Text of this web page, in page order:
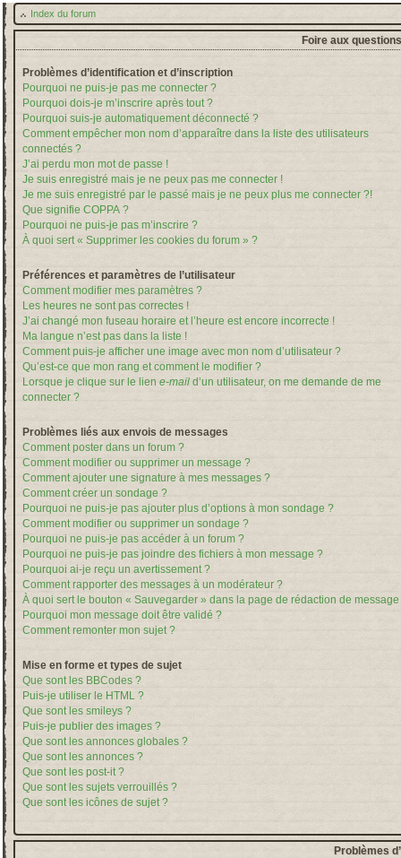
Index du forum
Foire aux
Problèmes d’identification et d’inscription
Pourquoi ne puis-je pas me connecter ?
Pourquoi dois-je m’inscrire après tout ?
Pourquoi suis-je automatiquement déconnecté ?
Comment empêcher mon nom d’apparaître dans la liste des utilisateurs
connectés ?
J’ai perdu mon mot de passe !
Je suis enregistré mais je ne peux pas me connecter !
Je me suis enregistré par le passé mais je ne peux plus me connecter ?!
Que signifie COPPA ?
Pourquoi ne puis-je pas m’inscrire ?
À quoi sert « Supprimer les cookies du forum » ?
Préférences et paramètres de l’utilisateur
Comment modifier mes paramètres ?
Les heures ne sont pas correctes !
J’ai changé mon fuseau horaire et l’heure est encore incorrecte !
Ma langue n’est pas dans la liste !
Comment puis-je afficher une image avec mon nom d’utilisateur ?
Qu’est-ce que mon rang et comment le modifier ?
Lorsque je clique sur le lien e-mail d’un utilisateur, on me demande de me
connecter ?
Problèmes liés aux envois de messages
Comment poster dans un forum ?
Comment modifier ou supprimer un message ?
Comment ajouter une signature à mes messages ?
Comment créer un sondage ?
Pourquoi ne puis-je pas ajouter plus d’options à mon sondage ?
Comment modifier ou supprimer un sondage ?
Pourquoi ne puis-je pas accéder à un forum ?
Pourquoi ne puis-je pas joindre des fichiers à mon message ?
Pourquoi ai-je reçu un avertissement ?
Comment rapporter des messages à un modérateur ?
À quoi sert le bouton « Sauvegarder » dans la page de rédaction de message
Pourquoi mon message doit être validé ?
Comment remonter mon sujet ?
Mise en forme et types de sujet
Que sont les BBCodes ?
Puis-je utiliser le HTML ?
Que sont les smileys ?
Puis-je publier des images ?
Que sont les annonces globales ?
Que sont les annonces ?
Que sont les post-it ?
Que sont les sujets verrouillés ?
Que sont les icônes de sujet ?
Problèmes